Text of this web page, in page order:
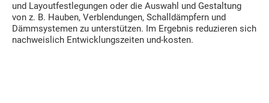
und Layoutfestlegungen oder die Auswahl und Gestaltung
von z. B. Hauben, Verblendungen, Schalldämpfern und
Dämmsystemen zu unterstützen. Im Ergebnis reduzieren sich
nachweislich Entwicklungszeiten und-kosten.